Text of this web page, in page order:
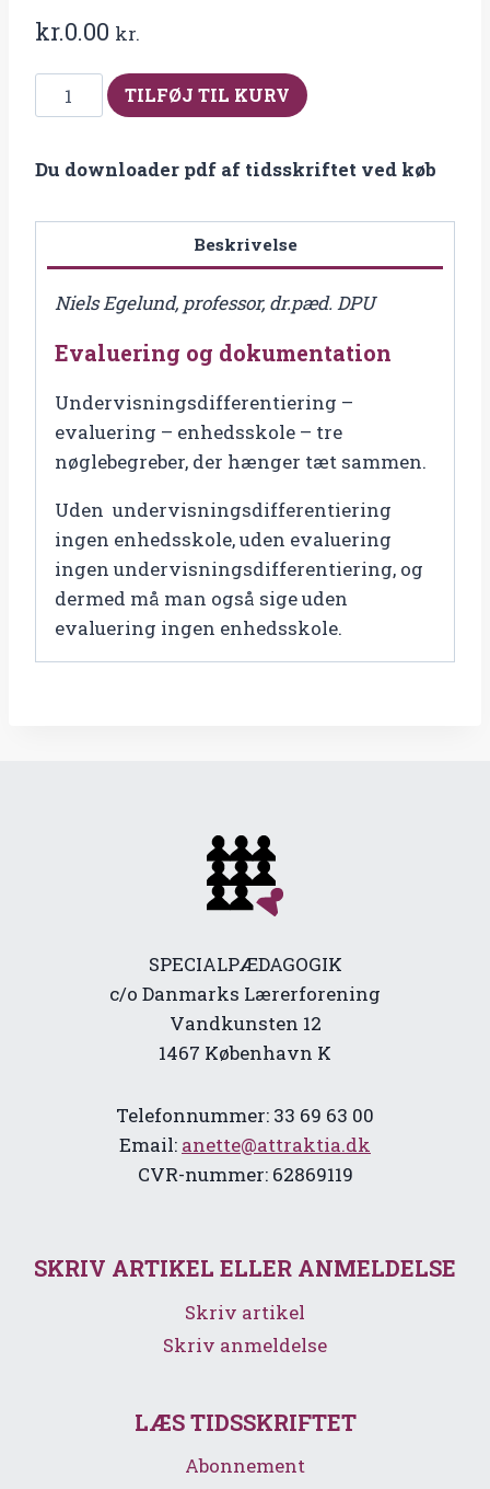
kr.0.00 kr.
2006-
Evaluering
antal
TILFØJ TIL KURV
Du downloader pdf af tidsskriftet ved køb
Beskrivelse
Niels Egelund, professor, dr.pæd. DPU
Evaluering og dokumentation
Undervisningsdifferentiering –
evaluering – enhedsskole – tre
nøglebegreber, der hænger tæt sammen.
Uden undervisningsdifferentiering
ingen enhedsskole, uden evaluering
ingen undervisningsdifferentiering, og
dermed må man også sige uden
evaluering ingen enhedsskole.
SPECIALPÆDAGOGIK
c/o Danmarks Lærerforening
Vandkunsten 12
1467 København K
Telefonnummer: 33 69 63 00
Email: anette@attraktia.dk
CVR-nummer: 62869119
SKRIV ARTIKEL ELLER ANMELDELSE
Skriv artikel
Skriv anmeldelse
LÆS TIDSSKRIFTET
Abonnement